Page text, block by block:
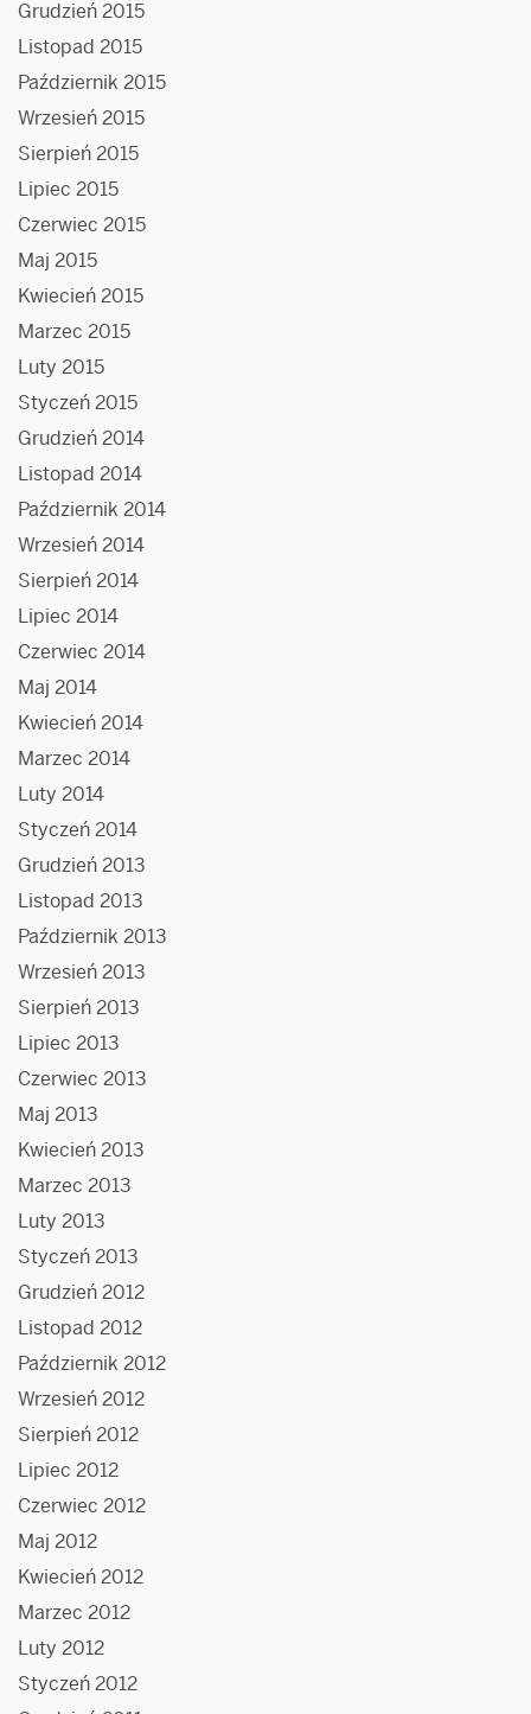
Grudzień 2015
Listopad 2015
Październik 2015
Wrzesień 2015
Sierpień 2015
Lipiec 2015
Czerwiec 2015
Maj 2015
Kwiecień 2015
Marzec 2015
Luty 2015
Styczeń 2015
Grudzień 2014
Listopad 2014
Październik 2014
Wrzesień 2014
Sierpień 2014
Lipiec 2014
Czerwiec 2014
Maj 2014
Kwiecień 2014
Marzec 2014
Luty 2014
Styczeń 2014
Grudzień 2013
Listopad 2013
Październik 2013
Wrzesień 2013
Sierpień 2013
Lipiec 2013
Czerwiec 2013
Maj 2013
Kwiecień 2013
Marzec 2013
Luty 2013
Styczeń 2013
Grudzień 2012
Listopad 2012
Październik 2012
Wrzesień 2012
Sierpień 2012
Lipiec 2012
Czerwiec 2012
Maj 2012
Kwiecień 2012
Marzec 2012
Luty 2012
Styczeń 2012